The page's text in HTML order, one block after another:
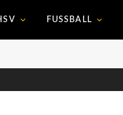
FUSSBALL